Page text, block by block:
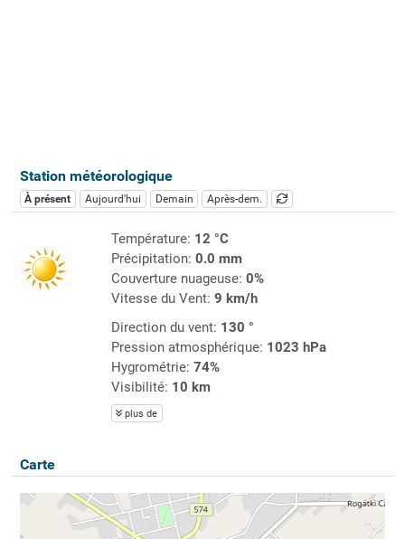
Station météorologique
À présent Aujourd'hui Demain Après-dem.
Température: 12 °C
Précipitation: 0.0 mm
Couverture nuageuse: 0%
Vitesse du Vent: 9 km/h
Direction du vent: 130 °
Pression atmosphérique: 1023 hPa
Hygrométrie: 74%
Visibilité: 10 km
plus de
Carte